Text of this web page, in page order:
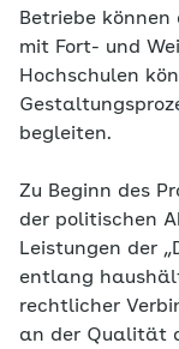
Betriebe können
mit Fort- und
Hochschulen
begleiten.
Zu Beginn des
der politischen
Leistungen der
entlang
rechtlicher
an der Qualität